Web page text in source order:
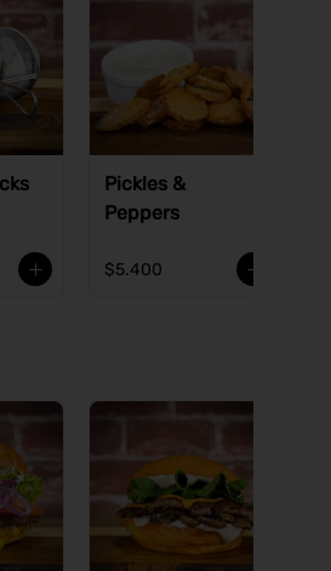
Pickles &
Peppers
$5.400